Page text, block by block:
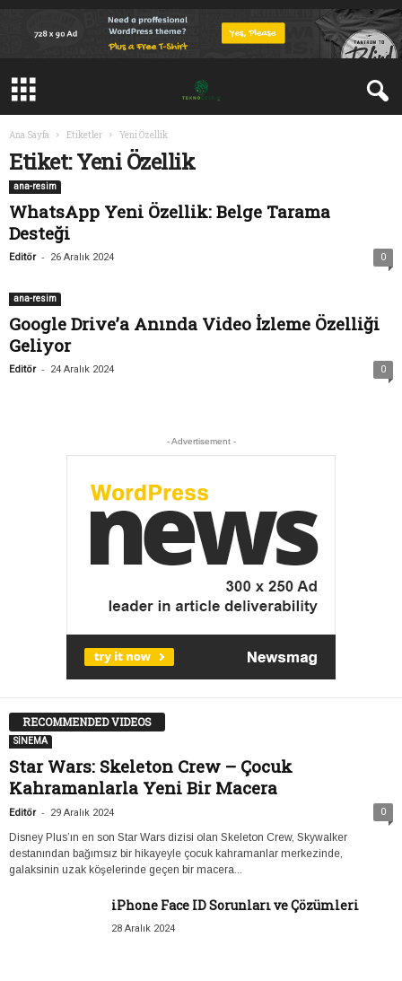
Ana Sayfa Etiketler Yeni Özellik
Etiket: Yeni Özellik
ana-resim
WhatsApp Yeni Özellik: Belge Tarama
Desteği
Editör - 26 Aralık 2024 0
ana-resim
Google Drive’a Anında Video İzleme Özelliği
Geliyor
Editör - 24 Aralık 2024 0
- Advertisement -
RECOMMENDED VIDEOS
SİNEMA
Star Wars: Skeleton Crew – Çocuk
Kahramanlarla Yeni Bir Macera
Editör - 29 Aralık 2024 0
Disney Plus’ın en son Star Wars dizisi olan Skeleton Crew, Skywalker
destanından bağımsız bir hikayeyle çocuk kahramanlar merkezinde,
galaksinin uzak köşelerinde geçen bir macera...
iPhone Face ID Sorunları ve Çözümleri
28 Aralık 2024